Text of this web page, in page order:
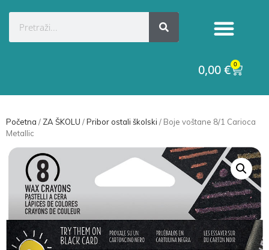
0,00€ 0
Početna / ZA ŠKOLU /Pribor ostali školski / Boje voštane 8/1 Carioca
Metallic